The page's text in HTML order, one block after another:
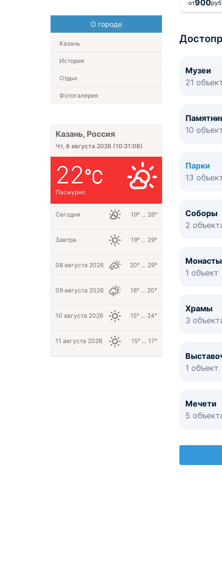
от900
Музеи
21
10
Парки
13
Соборы
2
1 объект
Храмы
3
1 объект
Мечети
5
О городе
Казань
История
Отдых
Фотогалерея
Казань, Россия
Чт, 6 августа 2026 (10:31:08)
22
Пасмурно
Сегодня 19° … 26°
Завтра 19° … 29°
08 августа 2026 20° … 29°
09 августа 2026 16° … 20°
10 августа 2026 15° … 24°
11 августа 2026 15° … 17°